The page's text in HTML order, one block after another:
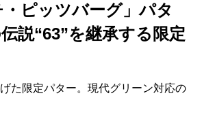
ピッツバーグ」パタ
説“63”を継承する限定
た限定パター。現代グリーン対応の